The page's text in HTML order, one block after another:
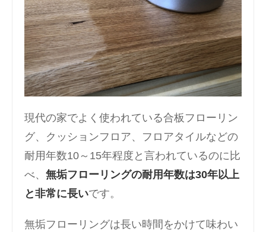
現代の家でよく使われている合板フローリン
グ、クッションフロア、フロアタイルなどの
耐用年数10～15年程度と言われているのに比
べ、 無垢フローリングの耐用年数は30年以上
と非常に長いです。
無垢フローリングは長い時間をかけて味わい